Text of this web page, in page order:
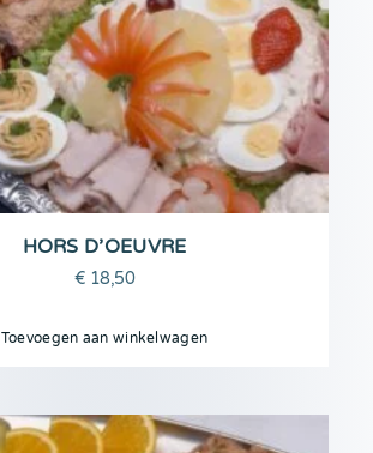
HORS D’OEUVRE
€ 18,50
Toevoegen aan winkelwagen